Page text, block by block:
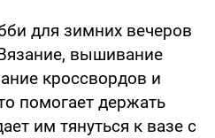
для зимних вечеров
вышивание
кроссвордов и
помогает держать
им тянуться к вазе с